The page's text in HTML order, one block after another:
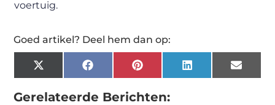
voertuig.
Goed artikel? Deel hem dan op:
X
(Twitter)
FacebookPinterestLinkedIn Email
Gerelateerde Berichten: